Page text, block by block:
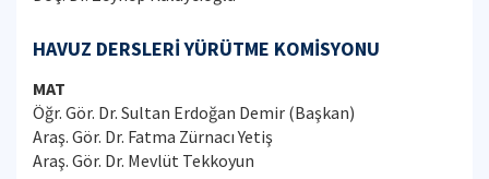
HAVUZ DERSLERİ YÜRÜTME KOMİSYONU
MAT
Öğr. Gör. Dr. Sultan Erdoğan Demir (Başkan)
Araş. Gör. Dr. Fatma Zürnacı Yetiş
Araş. Gör. Dr. Mevlüt Tekkoyun